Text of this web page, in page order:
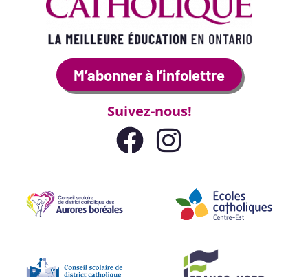
M’abonner à l’infolettre
Suivez-nous!